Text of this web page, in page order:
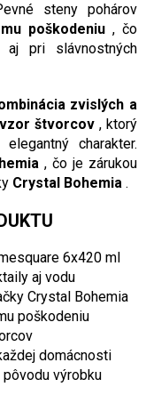
steny pohárov
poškodeniu , čo
aj pri slávnostných
zvislých a
štvorcov, ktorý
charakter.
, čo je zárukou
Crystal Bohemia .
6x420 ml
aj vodu
Crystal Bohemia
poškodeniu
domácnosti
pôvodu výrobku